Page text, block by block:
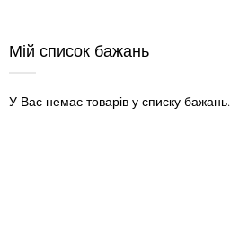
Мій список бажань
У Вас немає товарів у списку бажань.